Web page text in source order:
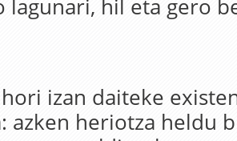
lagunari, hil eta gero
hori izan daiteke
azken heriotza heldu